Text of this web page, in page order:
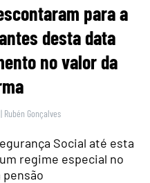
para a
desta data
no valor da
| Rubén Gonçalves
Social até esta
regime especial no
pensão